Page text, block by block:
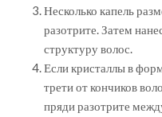
Несколько капель
разотрите. Затем
структуру волос.
Если кристаллы в
трети от кончиков
пряди разотрите